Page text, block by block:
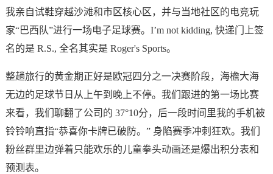
我亲自试鞋穿越沙滩和市区核心区，并与当地社区的电竞玩
家“巴西队”进行一场电子足球赛。I’m not kidding, 快递门上签
名的是 R.S., 全名其实是 Roger's Sports。
整趟旅行的黄金期正好是欧冠四分之一决赛阶段，海檐大海
无边的足球节日从上午到晚上不停。我们跟进的第一场比赛
来看，我们聊翻了公司的 37°10分，后一段时间里我的手机被
铃铃响直指“恭喜你卡牌已破防。” 身陷赛季冲刺狂欢。我们
粉丝群里边弹着只能欢乐的儿童拳头动画还是爆出积分表和
预测表。